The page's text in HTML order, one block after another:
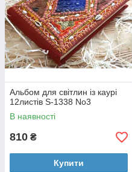
Альбом для світлин із каурі
12листів S-1338 No3
В наявності
810 ₴
Купити